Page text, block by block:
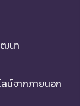
ฒนา
ลน์จากภายนอก